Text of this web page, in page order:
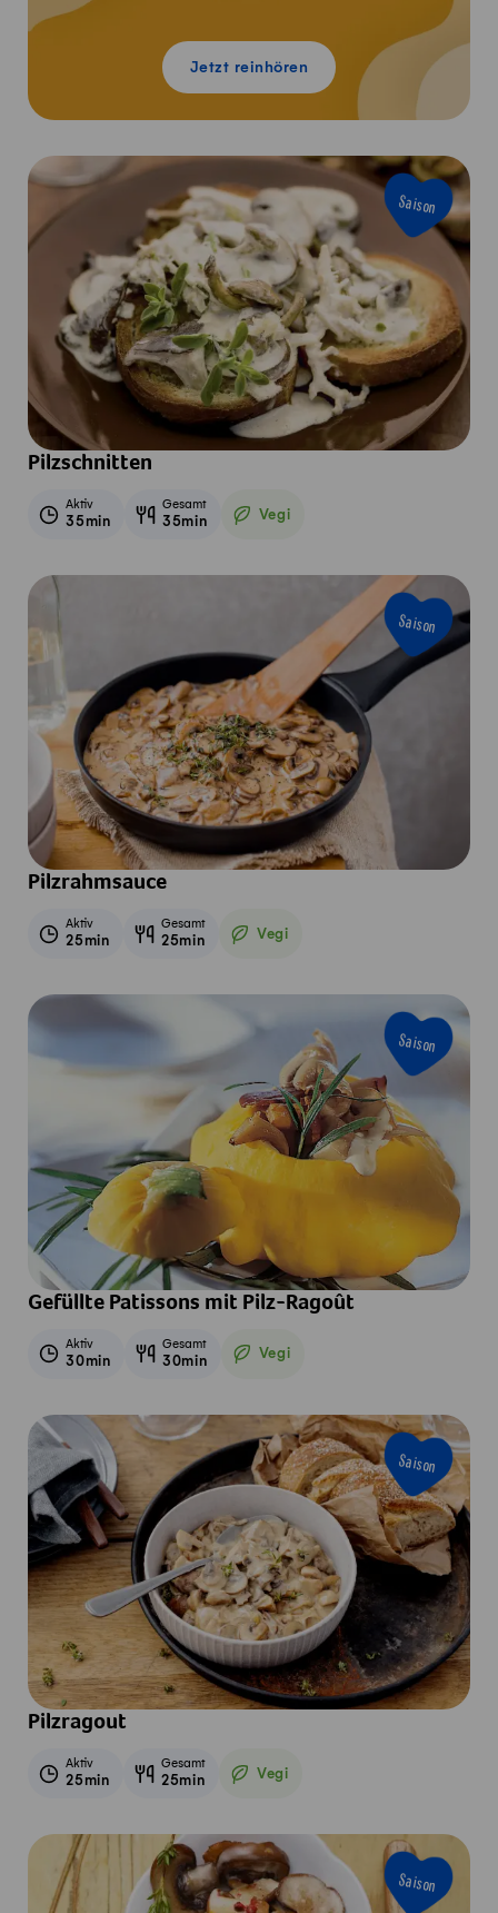
Jetzt reinhören
Saison
Pilzschnitten
Aktiv
35min
Gesamt
35min Vegi
Vegetarisch
Saison
Pilzrahmsauce
Aktiv
25min
Gesamt
25min Vegi
Vegetarisch
Saison
Gefüllte Patissons mit Pilz-Ragoût
Aktiv
30min
Gesamt
30min Vegi
Vegetarisch
Saison
Pilzragout
Aktiv
25min
Gesamt
25min Vegi
Vegetarisch
Saison